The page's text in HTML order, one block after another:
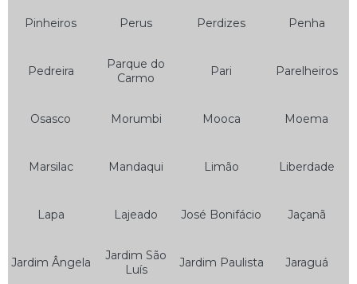
Bateria de Moto 6 Amperes
Bateria de Moto 7ah
Bateria Heliar para Moto
Bateria Moto 10ah
Pinheiros Perus Perdizes Penha
Pedreira
Parque do
Carmo
Pari Parelheiros
Osasco Morumbi Mooca Moema
Marsilac Mandaqui Limão Liberdade
Lapa Lajeado José Bonifácio Jaçanã
Jardim Ângela
Jardim São
Luís
Jardim Paulista Jaraguá